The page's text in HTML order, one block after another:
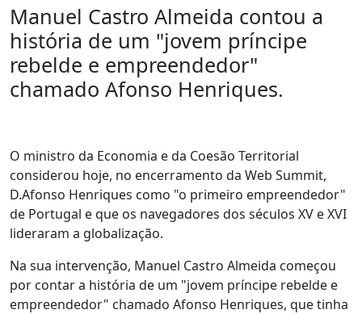
Manuel Castro Almeida contou a
história de um "jovem príncipe
rebelde e empreendedor"
chamado Afonso Henriques.
O ministro da Economia e da Coesão Territorial
considerou hoje, no encerramento da Web Summit,
D.Afonso Henriques como "o primeiro empreendedor"
de Portugal e que os navegadores dos séculos XV e XVI
lideraram a globalização.
Na sua intervenção, Manuel Castro Almeida começou
por contar a história de um "jovem príncipe rebelde e
empreendedor" chamado Afonso Henriques, que tinha